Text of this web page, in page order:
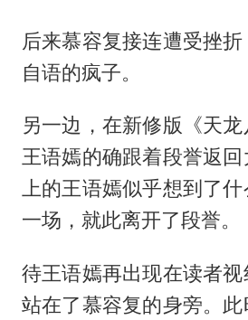
后来慕容复接连遭受挫
自语的疯子。
另一边，在新修版《天龙
王语嫣的确跟着段誉返
上的王语嫣似乎想到了
一场，就此离开了段誉。
待王语嫣再出现在读者
站在了慕容复的身旁。